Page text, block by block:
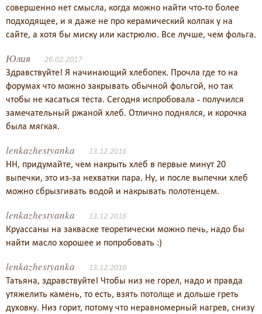
совершенно нет смысла, когда можно найти что-то более
подходящее, и я даже не про керамический колпак у на
сайте, а хотя бы миску или кастрюлю. Все лучше, чем фольга.
Юлия 26.02.2017
Здравствуйте! Я начинающий хлебопек. Прочла где то на
форумах что можно закрывать обычной фольгой, но так
чтобы не касаться теста. Сегодня испробовала - получился
замечательный ржаной хлеб. Отлично поднялся, и корочка
была мягкая.
lenkazhestyanka 13.12.2016
НН, придумайте, чем накрыть хлеб в первые минут 20
выпечки, это из-за нехватки пара. Ну, и после выпечки хлеб
можно сбрызгивать водой и накрывать полотенцем.
lenkazhestyanka 13.12.2016
Круассаны на закваске теоретически можно печь, надо бы
найти масло хорошее и попробовать :)
lenkazhestyanka 13.12.2016
Татьяна, здравствуйте! Чтобы низ не горел, надо и правда
утяжелить камень, то есть, взять потолще и дольше греть
духовку. Низ горит, потому что неравномерный нагрев, снизу